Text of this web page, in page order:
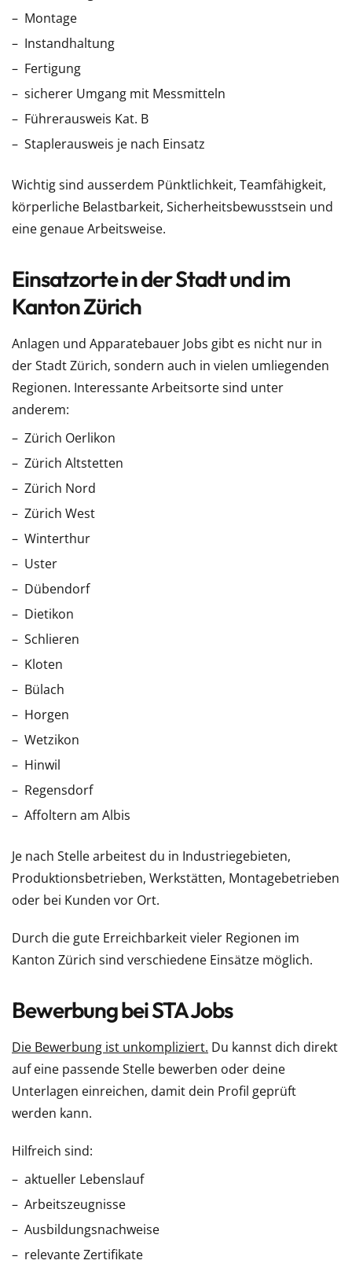
Montage
Instandhaltung
Fertigung
sicherer Umgang mit Messmitteln
Führerausweis Kat. B
Staplerausweis je nach Einsatz
Wichtig sind ausserdem Pünktlichkeit, Teamfähigkeit,
körperliche Belastbarkeit, Sicherheitsbewusstsein und
eine genaue Arbeitsweise.
Einsatzorte in der Stadt und im
Kanton Zürich
Anlagen und Apparatebauer Jobs gibt es nicht nur in
der Stadt Zürich, sondern auch in vielen umliegenden
Regionen. Interessante Arbeitsorte sind unter
anderem:
Zürich Oerlikon
Zürich Altstetten
Zürich Nord
Zürich West
Winterthur
Uster
Dübendorf
Dietikon
Schlieren
Kloten
Bülach
Horgen
Wetzikon
Hinwil
Regensdorf
Affoltern am Albis
Je nach Stelle arbeitest du in Industriegebieten,
Produktionsbetrieben, Werkstätten, Montagebetrieben
oder bei Kunden vor Ort.
Durch die gute Erreichbarkeit vieler Regionen im
Kanton Zürich sind verschiedene Einsätze möglich.
Bewerbung bei STA Jobs
Die Bewerbung ist unkompliziert. Du kannst dich direkt
auf eine passende Stelle bewerben oder deine
Unterlagen einreichen, damit dein Profil geprüft
werden kann.
Hilfreich sind:
aktueller Lebenslauf
Arbeitszeugnisse
Ausbildungsnachweise
relevante Zertifikate